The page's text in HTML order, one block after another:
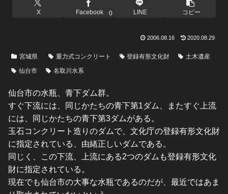
X Facebook 0 LINE コピー
2006.08.16 2020.08.29
宮城県 重力式コンクリート 登録有形文化財
土木遺産
仙台市
名取川水系
仙台市の水瓶、青下ダム群。
すぐ下流には、同じかたちの青下第1ダム、またすぐ上流
には、同じかたちの青下第3ダムがある。
玉石コンクリート造りのダムで、文化庁の登録有形文化財
に指定されている、由緒正しいダムである。
同じく、この下流、上流にある2つのダムも登録有形文化
財に指定されている。
現在でも仙台市の大事な水瓶であるのだが、最近ではあま